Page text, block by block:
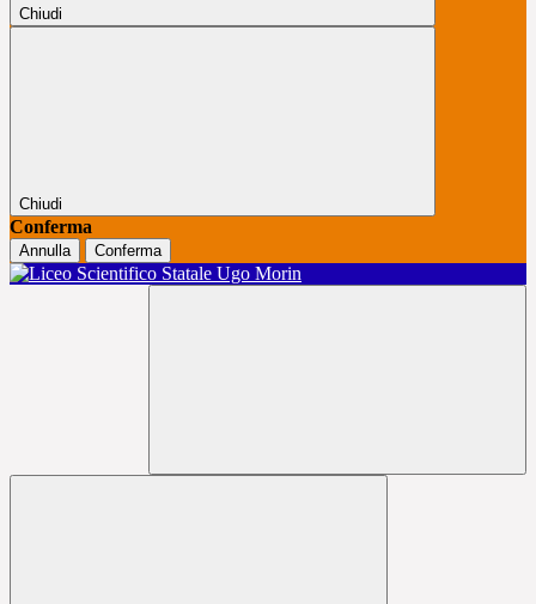
Chiudi
Chiudi
Conferma
Annulla Conferma